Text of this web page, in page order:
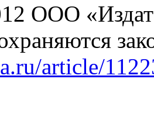
ООО
article/